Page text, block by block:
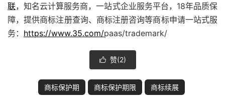
联，知名云计算服务商，一站式企业服务平台，18年品质保
障，提供商标注册查询、商标注册咨询等商标申请一站式服
务： https://www.35.com/paas/trademark/
 赞(2)
商标保护期 商标保护期限 商标续展